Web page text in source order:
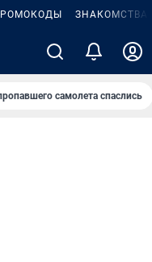
ЗНАКОМСТВА
самолета спаслись